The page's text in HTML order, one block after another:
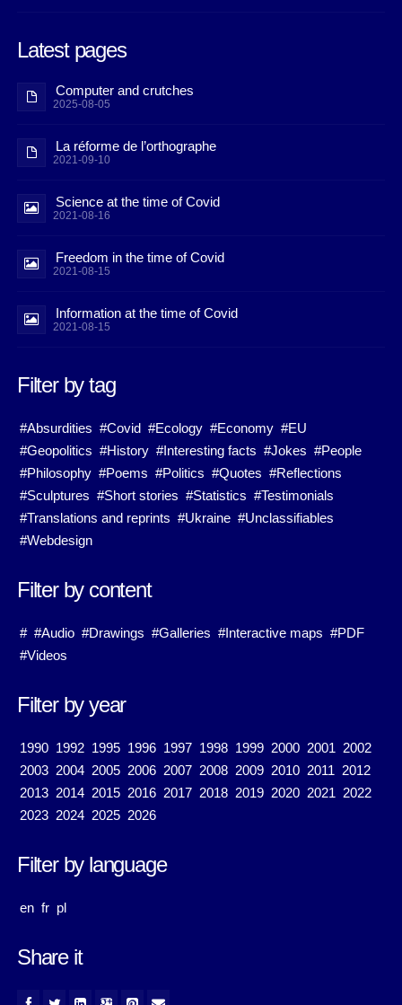
Latest pages
Computer and crutches
2025-08-05
La réforme de l’orthographe
2021-09-10
Science at the time of Covid
2021-08-16
Freedom in the time of Covid
2021-08-15
Information at the time of Covid
2021-08-15
Filter by tag
#Absurdities #Covid #Ecology #Economy #EU
#Geopolitics #History #Interesting facts #Jokes #People
#Philosophy #Poems #Politics #Quotes #Reflections
#Sculptures #Short stories #Statistics #Testimonials
#Translations and reprints #Ukraine #Unclassifiables
#Webdesign
Filter by content
# #Audio #Drawings #Galleries #Interactive maps #PDF
#Videos
Filter by year
1990 1992 1995 1996 1997 1998 1999 2000 2001 2002
2003 2004 2005 2006 2007 2008 2009 2010 2011 2012
2013 2014 2015 2016 2017 2018 2019 2020 2021 2022
2023 2024 2025 2026
Filter by language
en fr pl
Share it